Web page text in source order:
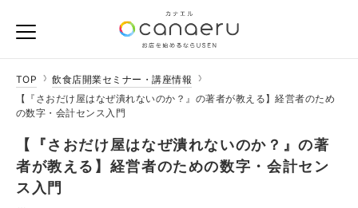
TOP
飲食店開業セミナー・講座情報
【『さおだけ屋はなぜ潰れないのか？』の著者が教える】経営者のため
の数字・会計センス入門
【『さおだけ屋はなぜ潰れないのか？』の著
者が教える】経営者のための数字・会計セン
ス入門